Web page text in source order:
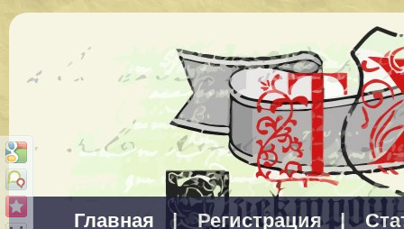
Главная | Регистрация |